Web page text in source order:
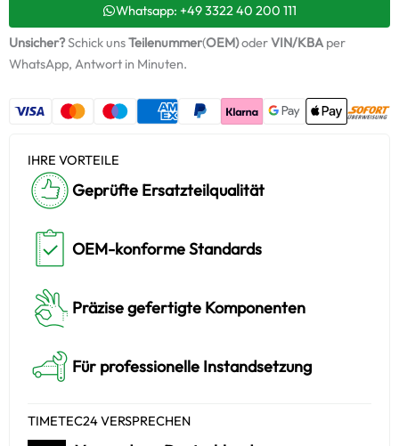
Menge
Whatsapp: +49 3322 40 200 111
Unsicher?Schick unsTeilenummer(OEM)oderVIN/KBAper
WhatsApp, Antwort in Minuten.
IHRE VORTEILE
Geprüfte Ersatzteilqualität
OEM-konforme Standards
Präzise gefertigte Komponenten
Für professionelle Instandsetzung
TIMETEC24 VERSPRECHEN